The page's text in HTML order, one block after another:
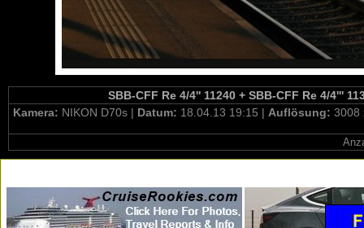
SBB-CFF Re 4/4'' 11240 + SBB-CFF Re 4/4'''
Kamera: NIKON D70s | Datum: 18.04.13 19:15 | Auflösung: 3008